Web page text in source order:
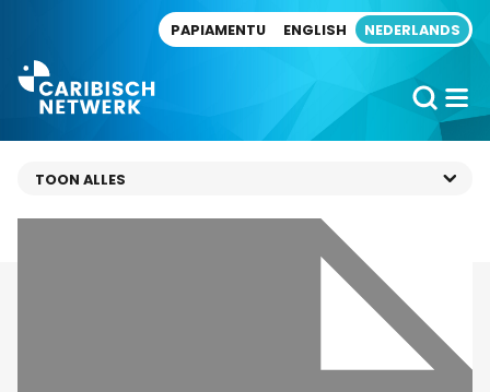
PAPIAMENTU ENGLISH NEDERLANDS